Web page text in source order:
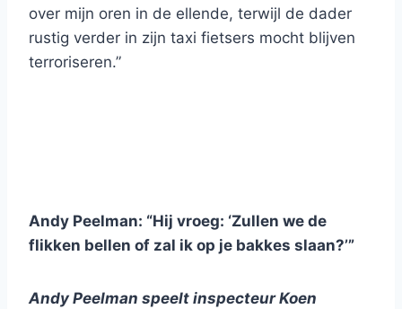
over mijn oren in de ellende, terwijl de dader
rustig verder in zijn taxi fietsers mocht blijven
terroriseren.”
Andy Peelman: “Hij vroeg: ‘Zullen we de
flikken bellen of zal ik op je bakkes slaan?’”
Andy Peelman speelt inspecteur Koen